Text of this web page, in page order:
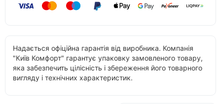
Надається офіційна гарантія від виробника. Компанія
"Київ Комфорт" гарантує упаковку замовленого товару,
яка забезпечить цілісність і збереження його товарного
вигляду і технічних характеристик.